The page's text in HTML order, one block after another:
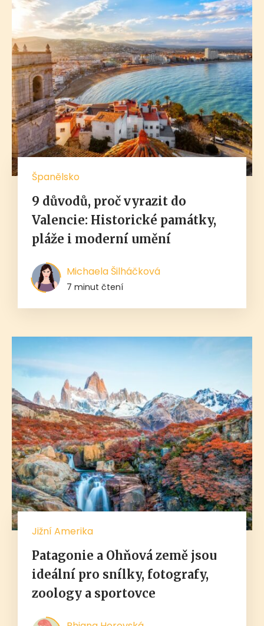
Španělsko
9 důvodů, proč vyrazit do
Valencie: Historické památky,
pláže i moderní umění
Michaela Šilháčková
7 minut čtení
Jižní Amerika
Patagonie a Ohňová země jsou
ideální pro snílky, fotografy,
zoology a sportovce